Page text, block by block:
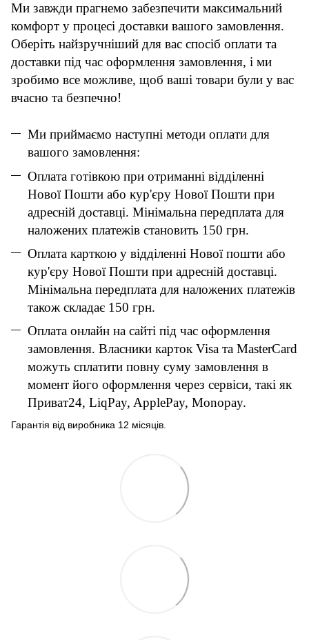
Ми завжди прагнемо забезпечити максимальний
комфорт у процесі доставки вашого замовлення.
Оберіть найзручніший для вас спосіб оплати та
доставки під час оформлення замовлення, і ми
зробимо все можливе, щоб ваші товари були у вас
вчасно та безпечно!
Ми приймаємо наступні методи оплати для
вашого замовлення:
Оплата готівкою при отриманні відділенні
Нової Пошти або кур'єру Нової Пошти при
адресній доставці. Мінімальна передплата для
наложених платежів становить 150 грн.
Оплата карткою у відділенні Нової пошти або
кур'єру Нової Пошти при адресній доставці.
Мінімальна передплата для наложених платежів
також складає 150 грн.
Оплата онлайн на сайті під час оформлення
замовлення. Власники карток Visa та MasterCard
можуть сплатити повну суму замовлення в
момент його оформлення через сервіси, такі як
Приват24, LiqPay, ApplePay, Monopay.
Гарантія від виробника 12 місяців.